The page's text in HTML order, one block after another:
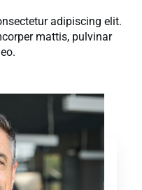
adipiscing elit.
mattis, pulvinar